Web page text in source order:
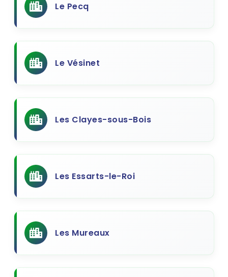
Le Pecq
Le Vésinet
Les Clayes-sous-Bois
Les Essarts-le-Roi
Les Mureaux